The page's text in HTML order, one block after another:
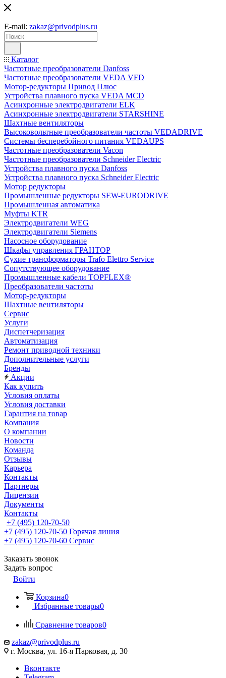
E-mail: zakaz@privodplus.ru
Каталог
Частотные преобразователи Danfoss
Частотные преобразователи VEDA VFD
Мотор-редукторы Привод Плюс
Устройства плавного пуска VEDA MCD
Асинхронные электродвигатели ELK
Асинхронные электродвигатели STARSHINE
Шахтные вентиляторы
Высоковольтные преобразователи частоты VEDADRIVE
Системы бесперебойного питания VEDAUPS
Частотные преобразователи Vacon
Частотные преобразователи Schneider Electric
Устройства плавного пуска Danfoss
Устройства плавного пуска Schneider Electric
Мотор редукторы
Промышленные редукторы SEW-EURODRIVE
Промышленная автоматика
Муфты KTR
Электродвигатели WEG
Электродвигатели Siemens
Насосное оборудование
Шкафы управления ГРАНТОР
Сухие трансформаторы Trafo Elettro Service
Сопутствующее оборудование
Промышленные кабели TOPFLEX®
Преобразователи частоты
Мотор-редукторы
Шахтные вентиляторы
Сервис
Услуги
Диспетчеризация
Автоматизация
Ремонт приводной техники
Дополнительные услуги
Бренды
Акции
Как купить
Условия оплаты
Условия доставки
Гарантия на товар
Компания
О компании
Новости
Команда
Отзывы
Карьера
Контакты
Партнеры
Лицензии
Документы
Контакты
+7 (495) 120-70-50
+7 (495) 120-70-50 Горячая линия
+7 (495) 120-70-60 Сервис
Заказать звонок
Задать вопрос
Войти
Корзина0
Избранные товары0
Сравнение товаров0
zakaz@privodplus.ru
г. Москва, ул. 16-я Парковая, д. 30
Вконтакте